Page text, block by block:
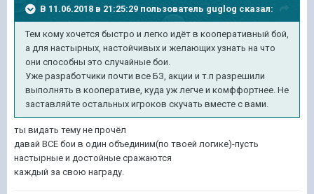
В 11.06.2018 в 21:25:29 пользователь guglog сказал:
Тем кому хочется быстро и легко идёт в кооперативный бой,
а для настырных, настойчивых и желающих узнать на что
они способны это случайные бои.
Уже разработчики почти все БЗ, акции и т.п разрешили
выполнять в кооперативе, куда уж легче и комффортнее. Не
заставляйте остальных игроков скучать вместе с вами.
ты видать тему не прочёл
давай ВСЕ бои в один объединим(по твоей логике)-пусть
настырные и достойные сражаются
каждый за свою награду.